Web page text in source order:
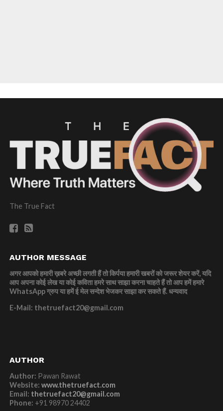
The True Fact
AUTHOR MESSAGE
अगर आपको हमारी ख़बरे अच्छी लगती हैं तो किर्पया हमारी खबरों को जरूर शेयर करें, यदि
आप अपना कोई लेख या कोई कविता हमरे साथ साझा करना चाहते हैं तो आप हमें हमारे
WhatsApp ग्रुप या हमें ई मेल सन्देश भेजकर साझा कर सकते हैं.धन्यवाद
E-Mail: thetruefact20@gmail.com
AUTHOR
Author: Pawan Rawat
Website: www.thetruefact.com
Email: thetruefact20@gmail.com
Phone: +91 98970 24402